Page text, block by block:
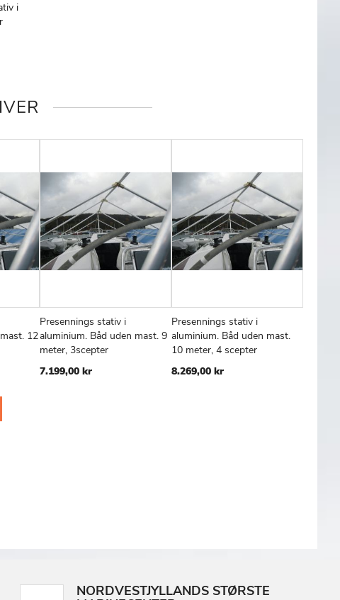
i
TILFØJSAMMENLIGN
12
Læg i kurv
TILFØJSAMMENLIGN
Presennings stativ i
aluminium. Båd uden mast. 9
meter, 3scepter
7.199,00 kr
Læg i kurv
TILFØJ
Presennings stativ i
aluminium. Båd uden mast.
10 meter, 4 scepter
8.269,00 kr
NORDVESTJYLLANDS STØRSTE